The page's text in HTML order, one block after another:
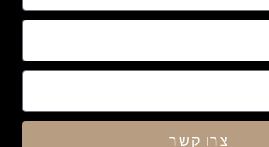
צרו קשר